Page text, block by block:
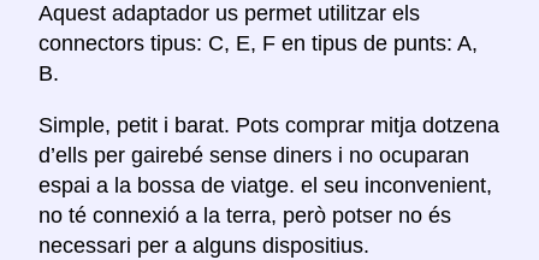
Aquest adaptador us permet utilitzar els
connectors tipus: C, E, F en tipus de punts: A,
B.
Simple, petit i barat. Pots comprar mitja dotzena
d’ells per gairebé sense diners i no ocuparan
espai a la bossa de viatge. el seu inconvenient,
no té connexió a la terra, però potser no és
necessari per a alguns dispositius.